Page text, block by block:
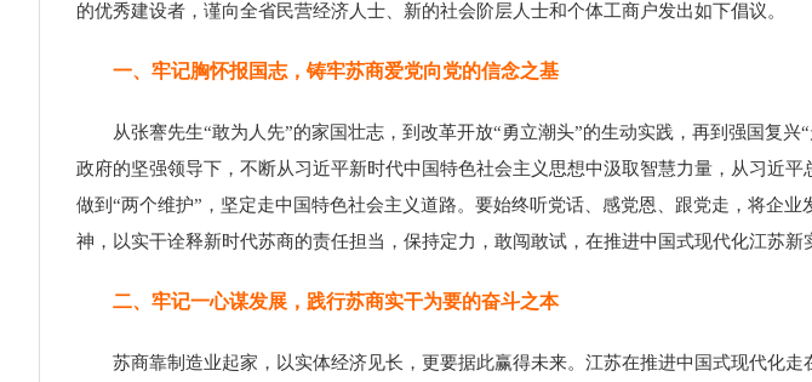
的优秀建设者，谨向全省民营经济人士、新的社会阶层人士和个体工商户发出如下倡议。
一、牢记胸怀报国志，铸牢苏商爱党向党的信念之基
从张謇先生“敢为人先”的家国壮志，到改革开放“勇立潮头”的生动实践，再到强国复兴
政府的坚强领导下，不断从习近平新时代中国特色社会主义思想中汲取智慧力量，从习近
做到“两个维护”，坚定走中国特色社会主义道路。要始终听党话、感党恩、跟党走，将企
神，以实干诠释新时代苏商的责任担当，保持定力，敢闯敢试，在推进中国式现代化江苏新
二、牢记一心谋发展，践行苏商实干为要的奋斗之本
苏商靠制造业起家，以实体经济见长，更要据此赢得未来。江苏在推进中国式现代化走